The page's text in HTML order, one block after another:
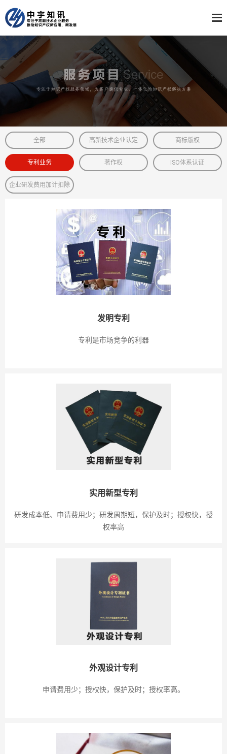
全部 高新技术企业认定 商标版权
专利业务 著作权 ISO体系认证
企业研发费用加计扣除
发明专利
专利是市场竞争的利器
实用新型专利
研发成本低、申请费用少；研发周期短，保护及时；授权快，授
权率高
外观设计专利
申请费用少；授权快，保护及时；授权率高。